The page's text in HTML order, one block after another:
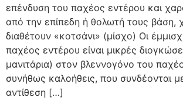
επένδυση του παχέος εντέρου και
από την επίπεδη ή θολωτή τους βάση,
διαθέτουν «κοτσάνι» (μίσχο) Οι
παχέος εντέρου είναι μικρές
μανιτάρια) στον βλεννογόνο του
συνήθως καλοήθεις, που συνδέονται
αντίθεση […]